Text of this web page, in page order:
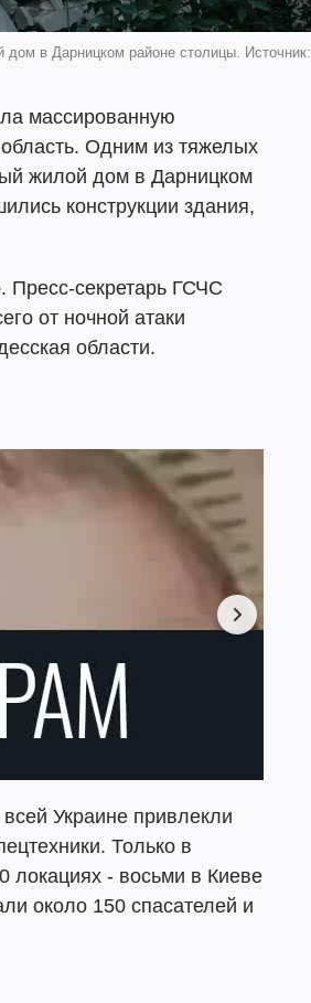
в Дарницком районе столицы. Источник:
массированную
Одним из тяжелых
жилой дом в Дарницком
конструкции здания,
Пресс-секретарь ГСЧС
от ночной атаки
области.
Украине привлекли
Только в
локациях - восьми в Киеве
около 150 спасателей и